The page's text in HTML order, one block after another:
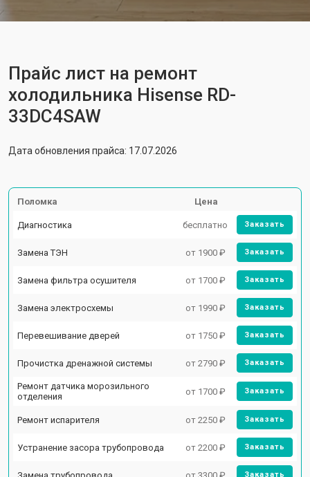
Прайс лист на ремонт
холодильника Hisense RD-
33DC4SAW
Дата обновления прайса: 17.07.2026
Поломка Цена
Диагностика бесплатно Заказать
Замена ТЭН от 1900 ₽ Заказать
Замена фильтра осушителя от 1700 ₽ Заказать
Замена электросхемы от 1990 ₽ Заказать
Перевешивание дверей от 1750 ₽ Заказать
Прочистка дренажной системы от 2790 ₽ Заказать
Ремонт датчика морозильного
отделения
от 1700 ₽ Заказать
Ремонт испарителя от 2250 ₽ Заказать
Устранение засора трубопровода от 2200 ₽ Заказать
Замена трубопровода от 3300 ₽ Заказать